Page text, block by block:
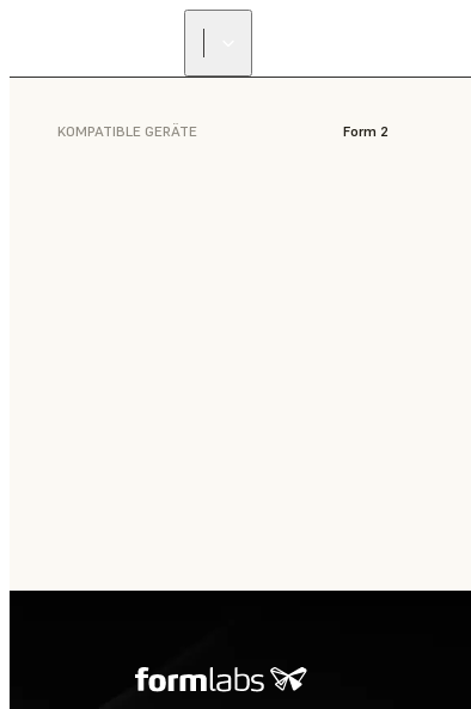
KOMPATIBLE GERÄTE Form 2